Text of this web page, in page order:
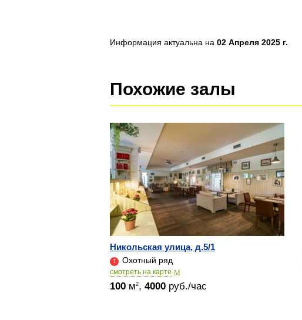
Информация актуальна на 02 Апреля 2025 г.
Похожие залы
Никольская улица, д.5/1
Охотный ряд
cмотреть на карте
100 м2, 4000 руб./час